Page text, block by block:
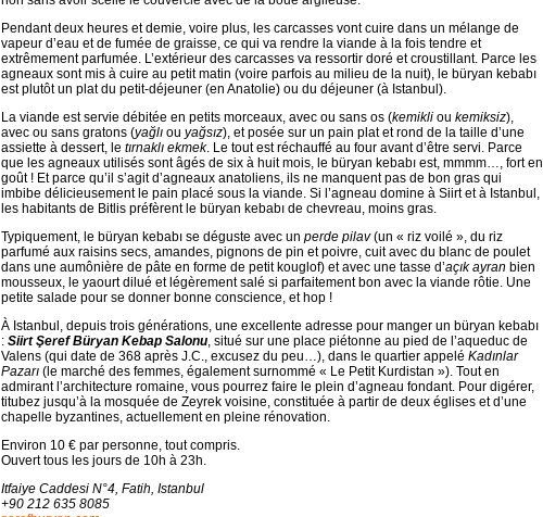
Pendant deux heures et demie, voire plus, les carcasses vont cuire dans un mélange de
vapeur d’eau et de fumée de graisse, ce qui va rendre la viande à la fois tendre et
extrêmement parfumée. L’extérieur des carcasses va ressortir doré et croustillant. Parce les
agneaux sont mis à cuire au petit matin (voire parfois au milieu de la nuit), le büryan kebabı
est plutôt un plat du petit-déjeuner (en Anatolie) ou du déjeuner (à Istanbul).
La viande est servie débitée en petits morceaux, avec ou sans os (kemikli ou kemiksiz),
avec ou sans gratons (yağlı ou yağsız), et posée sur un pain plat et rond de la taille d’une
assiette à dessert, le tırnaklı ekmek. Le tout est réchauffé au four avant d’être servi. Parce
que les agneaux utilisés sont âgés de six à huit mois, le büryan kebabı est, mmmm…, fort en
goût ! Et parce qu’il s’agit d’agneaux anatoliens, ils ne manquent pas de bon gras qui
imbibe délicieusement le pain placé sous la viande. Si l’agneau domine à Siirt et à Istanbul,
les habitants de Bitlis préfèrent le büryan kebabı de chevreau, moins gras.
Typiquement, le büryan kebabı se déguste avec un perde pilav(un « riz voilé », du riz
parfumé aux raisins secs, amandes, pignons de pin et poivre, cuit avec du blanc de poulet
dans une aumônière de pâte en forme de petit kouglof) et avec une tasse d’açık ayran bien
mousseux, le yaourt dilué et légèrement salé si parfaitement bon avec la viande rôtie. Une
petite salade pour se donner bonne conscience, et hop !
À Istanbul, depuis trois générations, une excellente adresse pour manger un büryan kebabı
: SiirtŞeref Büryan Kebap Salonu, situé sur une place piétonne au pied de l’aqueduc de
Valens (qui date de 368 après J.C., excusez du peu…), dans le quartier appelé Kadınlar
Pazarı (le marché des femmes, également surnommé « Le Petit Kurdistan »). Tout en
admirant l’architecture romaine, vous pourrez faire le plein d’agneau fondant. Pour digérer,
titubez jusqu’à la mosquée de Zeyrek voisine, constituée à partir de deux églises et d’une
chapelle byzantines, actuellement en pleine rénovation.
Environ 10 € par personne, tout compris.
Ouvert tous les jours de 10h à 23h.
Itfaiye Caddesi N°4, Fatih, Istanbul
+90 212 635 8085